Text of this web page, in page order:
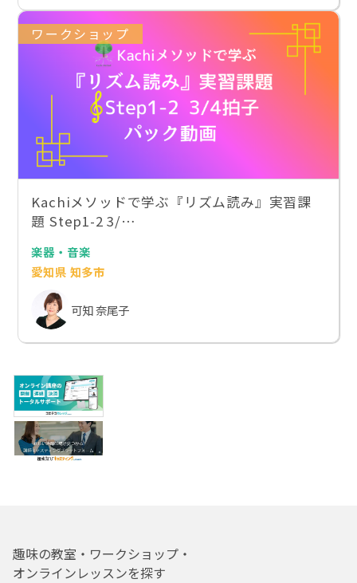
ワークショップ
Kachiメソッドで学ぶ『リズム読み』実習課
題 Step1-2 3/…
楽器・音楽
愛知県 知多市
可知 奈尾子
趣味の教室・ワークショップ・
オンラインレッスンを探す